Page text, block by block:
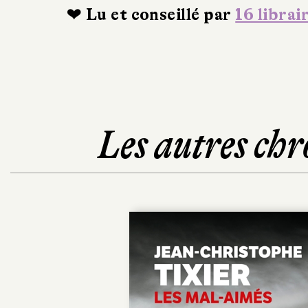
❤ Lu et conseillé par 16
Les autres